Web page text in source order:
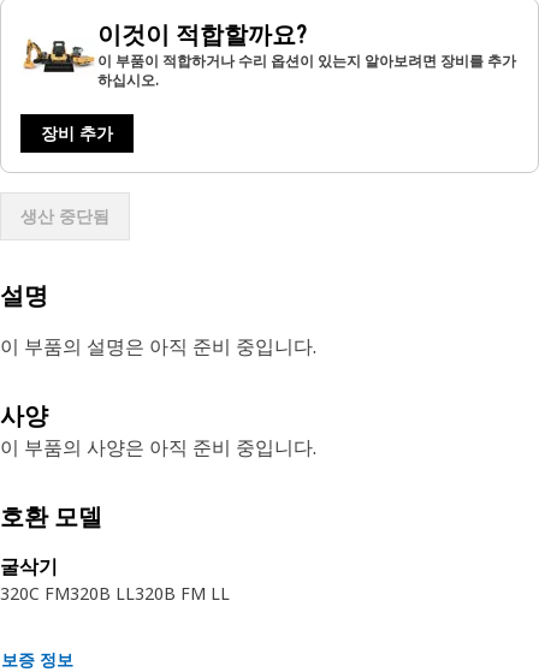
이것이 적합할까요?
이 부품이 적합하거나 수리 옵션이 있는지 알아보려면 장비를 추가
하십시오.
장비 추가
생산 중단됨
설명
이 부품의 설명은 아직 준비 중입니다.
사양
이 부품의 사양은 아직 준비 중입니다.
호환 모델
굴삭기
320C FM320B LL320B FM LL
보증 정보